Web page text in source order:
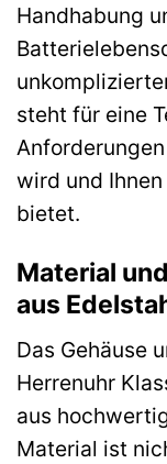
Handhabung
steht für eine
wird und
bietet.
Material
aus
Das Gehäuse
Herrenuhr
aus
Material ist